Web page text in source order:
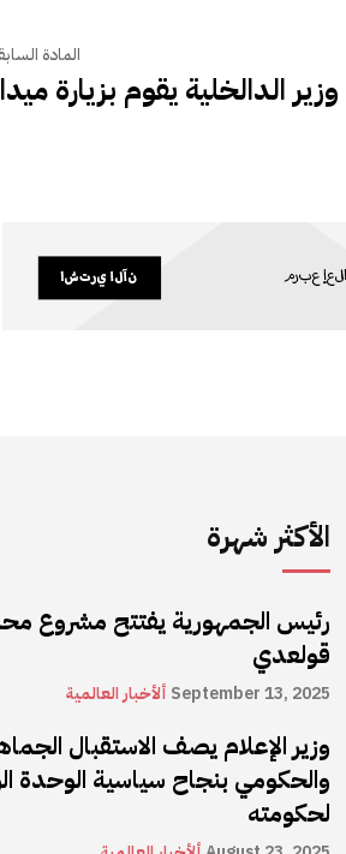
المادة
وزير الدالخلية يقوم بزيارة
الأكثر شهرة
رئيس الجمهورية يفتتح مشروع
قولعدي
ألأخبار العالمية September 13, 2025
وزير الإعلام يصف الاستقبال
والحكومي بنجاح سياسية الوحدة
لحكومته